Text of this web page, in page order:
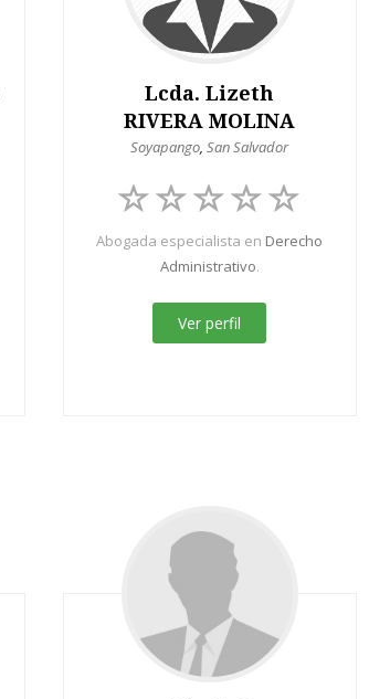
Lcda. Lizeth
RIVERA MOLINA
Soyapango,San Salvador
Abogada especialista en Derecho
Administrativo.
Ver perfil